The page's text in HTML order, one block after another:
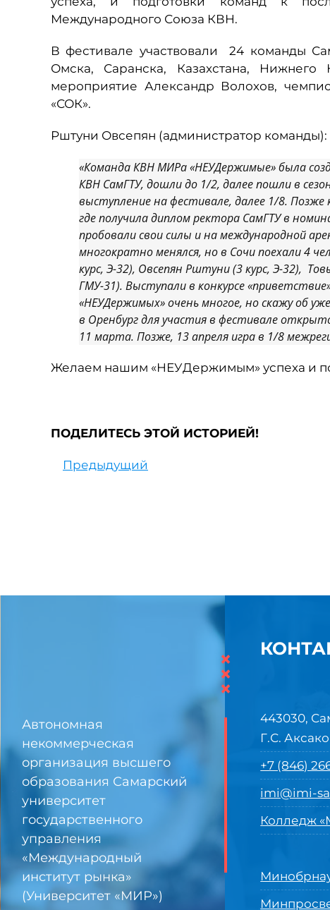
Международного Союза КВН.
В фестивале участвовали 24 команды
Омска, Саранска, Казахстана,
мероприятие Александр Волохов,
«СОК».
Рштуни Овсепян (администратор команды):
«Команда КВН МИРа «НЕУДержимые» была
КВН СамГТУ, дошли до 1/2, далее пошли в
выступление на фестивале, далее 1/8. Позже
где получила диплом ректора СамГТУ в
пробовали свои силы и на международной
многократно менялся, но в Сочи поехали 4
курс, Э-32), Овсепян Рштуни (3 курс, Э-32),
ГМУ-31). Выступали в конкурсе
«НЕУДержимых» очень многое, но скажу об
в Оренбург для участия в фестивале
11 марта. Позже, 13 апреля игра в 1/8
Желаем нашим «НЕУДержимым» успеха и
ПОДЕЛИТЕСЬ ЭТОЙ ИСТОРИЕЙ!
Предыдущий
Автономная
некоммерческая
организация высшего
образования Самарский
университет
государственного
управления
«Международный
институт рынка»
(Университет «МИР»)
×
×
×
443030,
Г.С.
+7 (846)
imi@imi-
Колледж